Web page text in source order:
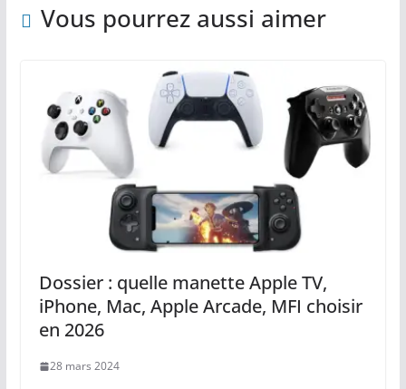
Vous pourrez aussi aimer
Dossier : quelle manette Apple TV,
iPhone, Mac, Apple Arcade, MFI choisir
en 2026
28 mars 2024